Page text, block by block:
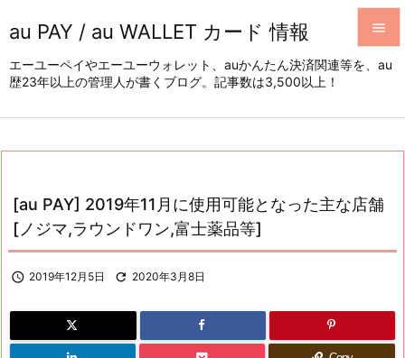
au PAY / au WALLET カード 情報
エーユーペイやエーユーウォレット、auかんたん決済関連等を、au
歴23年以上の管理人が書くブログ。記事数は3,500以上！





[au PAY] 2019年11月に使用可能となった主な店舗
[ノジマ,ラウンドワン,富士薬品等]
 2019年12月5日  2020年3月8日